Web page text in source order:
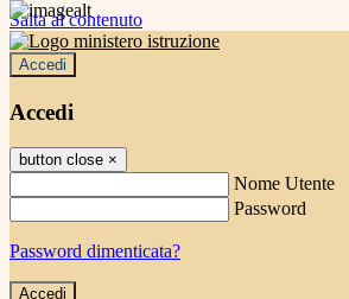
Salta al contenuto
Accedi
Accedi
button close ×
Nome Utente
Password
Password dimenticata?